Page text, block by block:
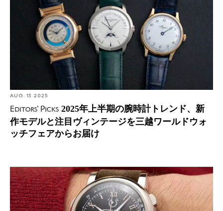
ドイツ、グラスヒュッテ
www.alange-soehne.com/ja
ンゲ＆ゾーネ初のデジタル時刻表示時計、ツァイトヴェ
ルクが発表される。
らお届け
AUG. 13 2025
Editors' Picks 2025年上半期の腕時計トレンド、新
作モデルと注目ヴィンテージを三越ワールドウォ
ッチフェアからお届け
Bring a Loupe: ランゲのダブルスプリット、ホイヤー カ
マロ、そしてブランド初期に製造されたジャガーのクロ
ノグラフ